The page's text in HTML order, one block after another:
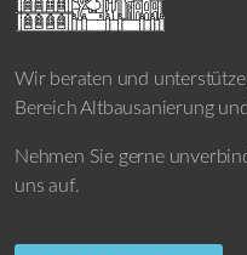
Wir beraten und
Bereich Altbausanierung
Nehmen Sie gerne
uns auf.